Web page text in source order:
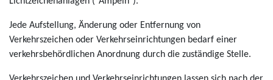
Jede Aufstellung, Änderung oder Entfernung von
Verkehrszeichen oder Verkehrseinrichtungen bedarf einer
verkehrsbehördlichen Anordnung durch die zuständige Stelle.